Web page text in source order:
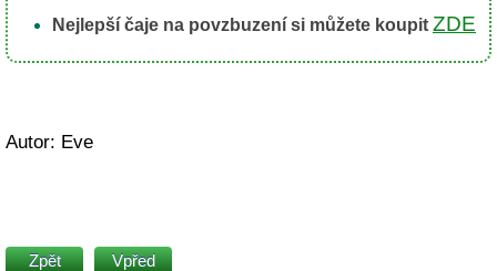
Nejlepší čaje na povzbuzení si můžete koupit ZDE
Autor: Eve
Zpět Vpřed